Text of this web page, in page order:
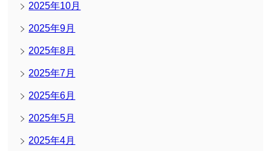
2025年10月
2025年9月
2025年8月
2025年7月
2025年6月
2025年5月
2025年4月